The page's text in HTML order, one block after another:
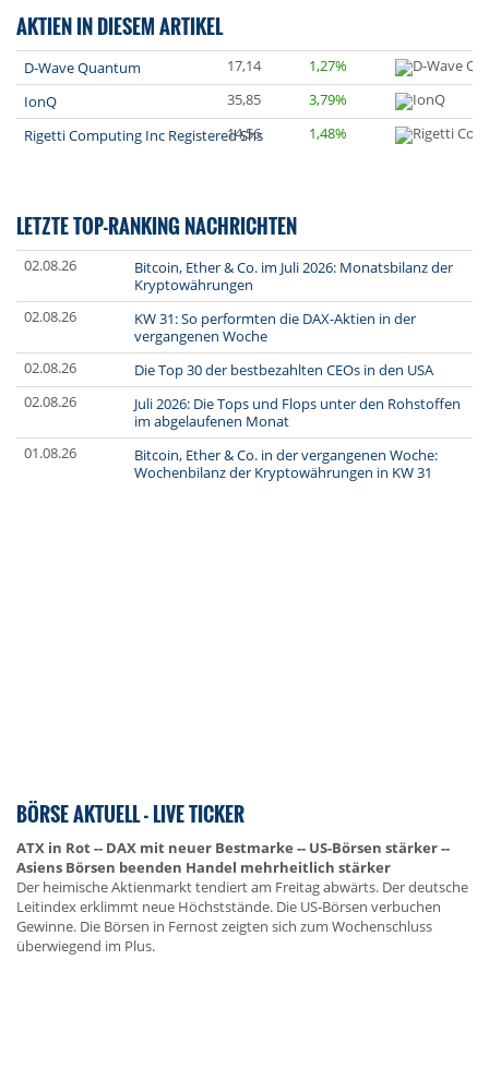
AKTIEN IN DIESEM ARTIKEL
D-Wave Quantum 17,14
1,27%
IonQ
35,85
3,79%
Rigetti Computing Inc Registered Shs
14,56 1,48%
LETZTE TOP-RANKING NACHRICHTEN
02.08.26
Bitcoin, Ether & Co. im Juli 2026: Monatsbilanz der
Kryptowährungen
02.08.26
KW 31: So performten die DAX-Aktien in der
vergangenen Woche
02.08.26
Die Top 30 der bestbezahlten CEOs in den USA
02.08.26
Juli 2026: Die Tops und Flops unter den Rohstoffen
im abgelaufenen Monat
01.08.26
Bitcoin, Ether & Co. in der vergangenen Woche:
Wochenbilanz der Kryptowährungen in KW 31
BÖRSE AKTUELL - LIVE TICKER
ATX in Rot -- DAX mit neuer Bestmarke -- US-Börsen stärker --
Asiens Börsen beenden Handel mehrheitlich stärker
Der heimische Aktienmarkt tendiert am Freitag abwärts. Der deutsche
Leitindex erklimmt neue Höchststände. Die US-Börsen verbuchen
Gewinne. Die Börsen in Fernost zeigten sich zum Wochenschluss
überwiegend im Plus.